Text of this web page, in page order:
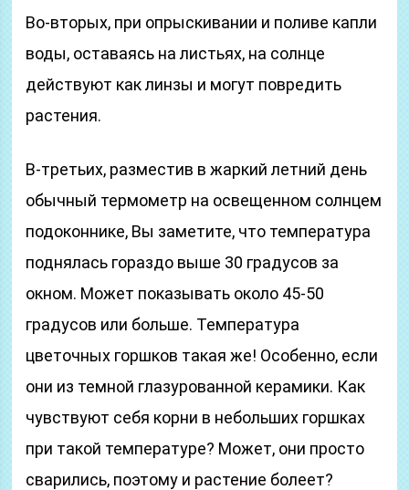
Во-вторых, при опрыскивании и поливе капли
воды, оставаясь на листьях, на солнце
действуют как линзы и могут повредить
растения.
В-третьих, разместив в жаркий летний день
обычный термометр на освещенном солнцем
подоконнике, Вы заметите, что температура
поднялась гораздо выше 30 градусов за
окном. Может показывать около 45-50
градусов или больше. Температура
цветочных горшков такая же! Особенно, если
они из темной глазурованной керамики. Как
чувствуют себя корни в небольших горшках
при такой температуре? Может, они просто
сварились, поэтому и растение болеет?